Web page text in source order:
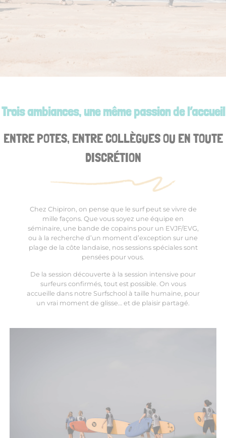
Trois ambiances, une même passion de l’accueil
ENTRE POTES, ENTRE COLLÈGUES OU EN TOUTE
DISCRÉTION
Chez Chipiron, on pense que le surf peut se vivre de
mille façons. Que vous soyez une équipe en
séminaire, une bande de copains pour un EVJF/EVG,
ou à la recherche d’un moment d’exception sur une
plage de la côte landaise , nos sessions spéciales sont
pensées pour vous.
De la session découverte à la session intensive pour
surfeurs confirmés, tout est possible. On vous
accueille dans notre Surfschool à taille humaine, pour
un vrai moment de glisse… et de plaisir partagé.